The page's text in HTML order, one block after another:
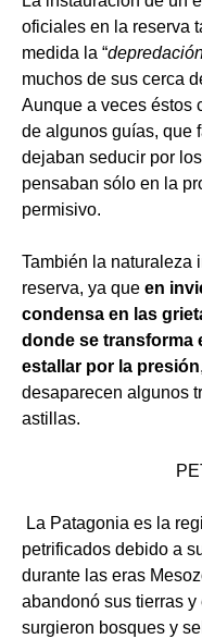
oficiales en la reserva
medida la “
muchos de sus cerca
Aunque a veces éstos
de algunos guías, que
dejaban seducir por
pensaban sólo en la
permisivo.
También la naturaleza
reserva, ya que en
condensa en las
donde se transforma
estallar por la presión
desaparecen algunos
astillas.
La Patagonia es la
petrificados debido a
durante las eras
abandonó sus tierras
surgieron bosques y